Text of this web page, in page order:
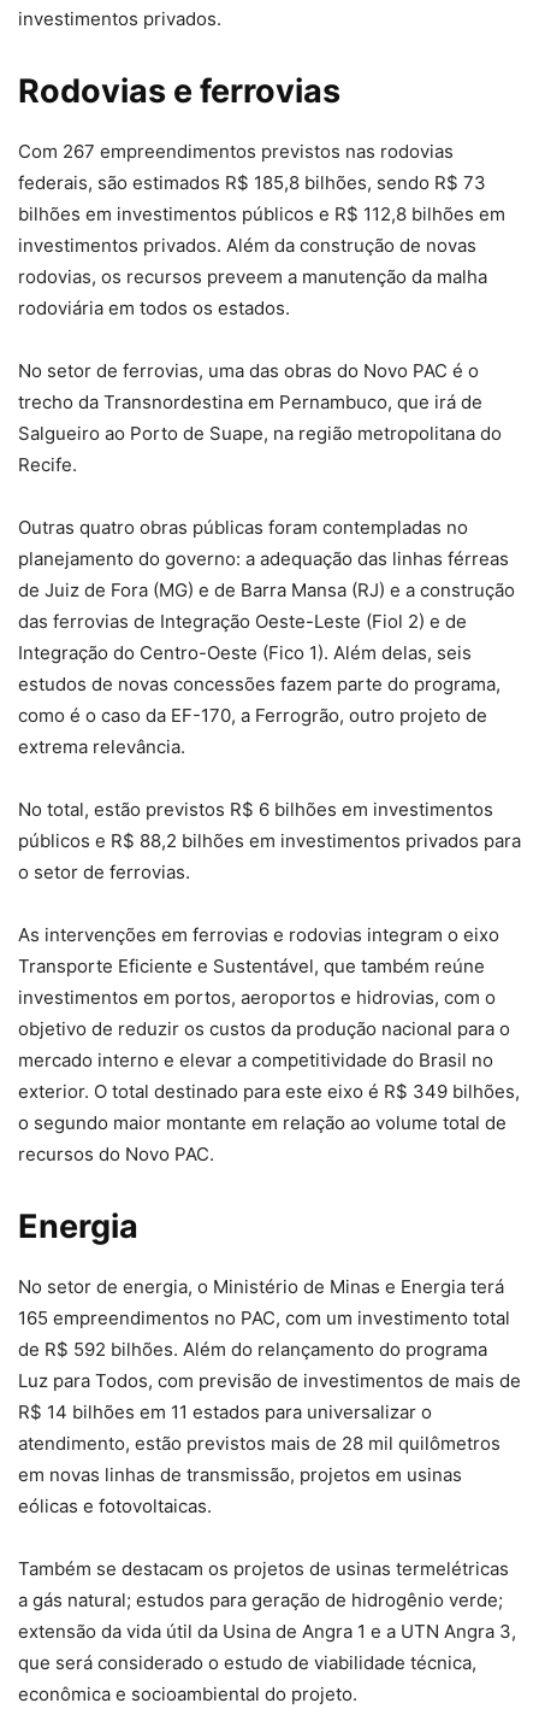
investimentos privados.
Rodovias e ferrovias
Com 267 empreendimentos previstos nas rodovias
federais, são estimados R$ 185,8 bilhões, sendo R$ 73
bilhões em investimentos públicos e R$ 112,8 bilhões em
investimentos privados. Além da construção de novas
rodovias, os recursos preveem a manutenção da malha
rodoviária em todos os estados.
No setor de ferrovias, uma das obras do Novo PAC é o
trecho da Transnordestina em Pernambuco, que irá de
Salgueiro ao Porto de Suape, na região metropolitana do
Recife.
Outras quatro obras públicas foram contempladas no
planejamento do governo: a adequação das linhas férreas
de Juiz de Fora (MG) e de Barra Mansa (RJ) e a construção
das ferrovias de Integração Oeste-Leste (Fiol 2) e de
Integração do Centro-Oeste (Fico 1). Além delas, seis
estudos de novas concessões fazem parte do programa,
como é o caso da EF-170, a Ferrogrão, outro projeto de
extrema relevância.
No total, estão previstos R$ 6 bilhões em investimentos
públicos e R$ 88,2 bilhões em investimentos privados para
o setor de ferrovias.
As intervenções em ferrovias e rodovias integram o eixo
Transporte Eficiente e Sustentável, que também reúne
investimentos em portos, aeroportos e hidrovias, com o
objetivo de reduzir os custos da produção nacional para o
mercado interno e elevar a competitividade do Brasil no
exterior. O total destinado para este eixo é R$ 349 bilhões,
o segundo maior montante em relação ao volume total de
recursos do Novo PAC.
Energia
No setor de energia, o Ministério de Minas e Energia terá
165 empreendimentos no PAC, com um investimento total
de R$ 592 bilhões. Além do relançamento do programa
Luz para Todos, com previsão de investimentos de mais de
R$ 14 bilhões em 11 estados para universalizar o
atendimento, estão previstos mais de 28 mil quilômetros
em novas linhas de transmissão, projetos em usinas
eólicas e fotovoltaicas.
Também se destacam os projetos de usinas termelétricas
a gás natural; estudos para geração de hidrogênio verde;
extensão da vida útil da Usina de Angra 1 e a UTN Angra 3,
que será considerado o estudo de viabilidade técnica,
econômica e socioambiental do projeto.